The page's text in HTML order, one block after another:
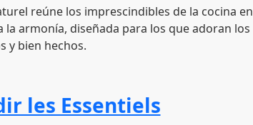
reúne los imprescindibles de la cocina en
armonía, diseñada para los que adoran los
y bien hechos.
les Essentiels